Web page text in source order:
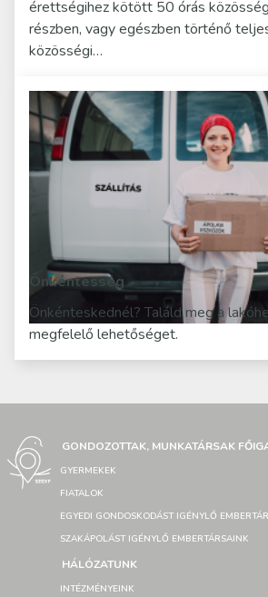
érettségihez kötött 50 órás
részben, vagy egészben történő
közösségi…
Önkéntesség
Önkénteskednél? Találd meg a
megfelelő lehetőséget.
GONDOZOTTAK, MUNKATÁRSAK
GYERMEKEK
FIATALOK
EGYEDI GONDOSKODÁST IGÉNYLŐ
SZAKÁPOLÁST IGÉNYLŐ EMBERTÁRSAINK
HÁLÓZATUNK
INTÉZMÉNYEINK